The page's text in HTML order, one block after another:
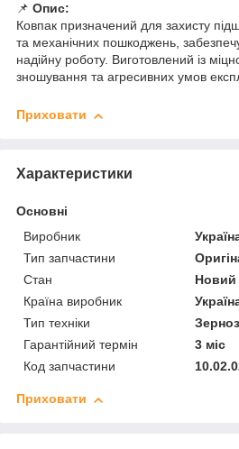
📌 Опис:
Ковпак призначений для захисту
та механічних пошкоджень,
надійну роботу. Виготовлений із
зношування та агресивних умов
Приховати
Характеристики
Основні
Виробник
Тип запчастини
Стан
Новий
Країна виробник
Тип техніки
Гарантійний термін
3 міс
Код запчастини
Приховати